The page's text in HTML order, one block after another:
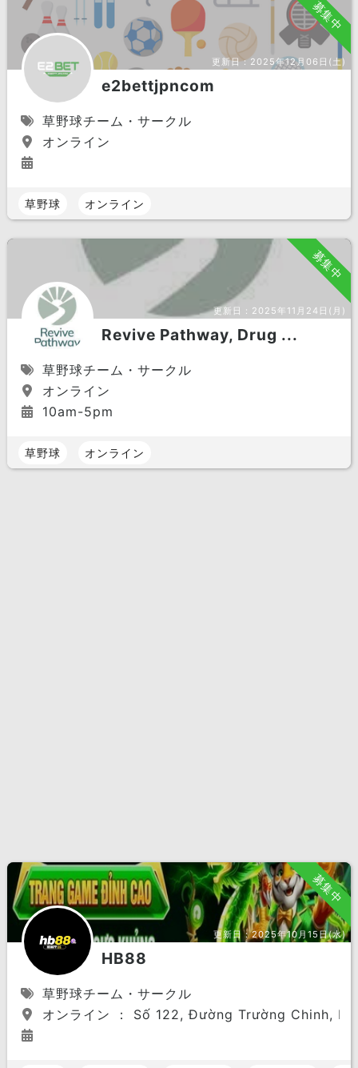
募集中
更新日： 2025年12月06日(土)
e2bettjpncom
草野球チーム・サークル
オンライン
草野球 オンライン
募集中
更新日： 2025年11月24日(月)
Revive Pathway, Drug ...
草野球チーム・サークル
オンライン
10am-5pm
草野球 オンライン
募集中
更新日：2025年10月15日(水)
HB88
草野球チーム・サークル
オンライン ： Số 122, Đường Trường Chinh,